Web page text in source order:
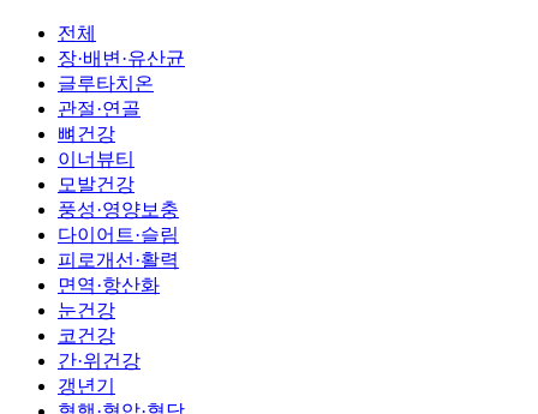
전체
장·배변·유산균
글루타치온
관절·연골
뼈건강
이너뷰티
모발건강
풍성·영양보충
다이어트·슬림
피로개선·활력
면역·항산화
눈건강
코건강
간·위건강
갱년기